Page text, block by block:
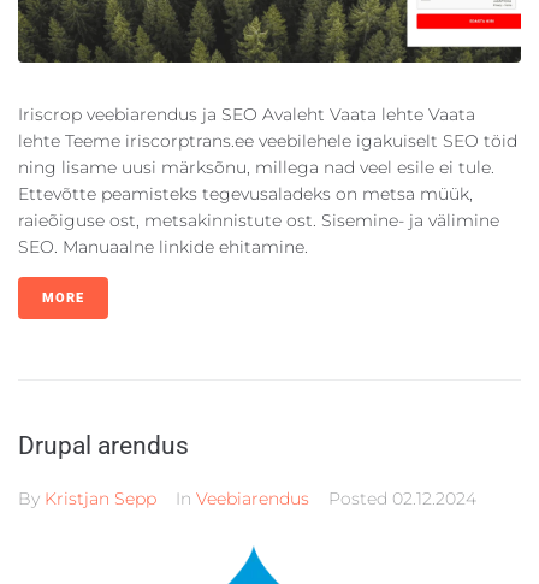
Iriscrop veebiarendus ja SEO Avaleht Vaata lehte Vaata
lehte Teeme iriscorptrans.ee veebilehele igakuiselt SEO töid
ning lisame uusi märksõnu, millega nad veel esile ei tule.
Ettevõtte peamisteks tegevusaladeks on metsa müük,
raieõiguse ost, metsakinnistute ost. Sisemine- ja välimine
SEO. Manuaalne linkide ehitamine.
MORE
Drupal arendus
By Kristjan Sepp In Veebiarendus Posted 02.12.2024